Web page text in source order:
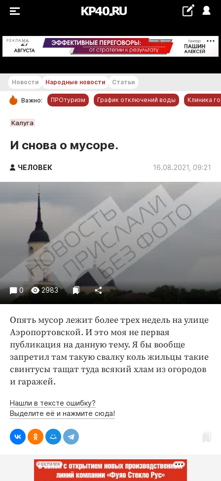
РЕКЛАМА +29...+30 °С
РУБРИКИ
Новости компаний
Статьи
Народные новости
Авто и транспорт
Благоустройство
Криминал
Культура
Недвижимость и ЖКХ
Образование
Общество
Праздники
Происшествия
Спорт
Экономика и бизнес
ПРОЕКТЫ
Блоги
Издания
Медиаперсона
Интересное чтиво
Клиника года
Бренд года
Новости Народные новости Статьи
Важно: ПРОтуризм График отключений воды Клиника
Калуга
И снова о мусоре.
ЧЕЛОВЕК 16.08.2021, 09:21
0 2983
Опять мусор лежит более трех недель на улице
Аэропортовской. И это моя не первая
публикация на данную тему. Я бы вообще
запретил там такую свалку коль жильцы такие
свинтусы тащат туда всякий хлам из огородов
и гаражей.
Нашли в тексте ошибку?
Выделите её и нажмите сюда!
РЕКЛАМА